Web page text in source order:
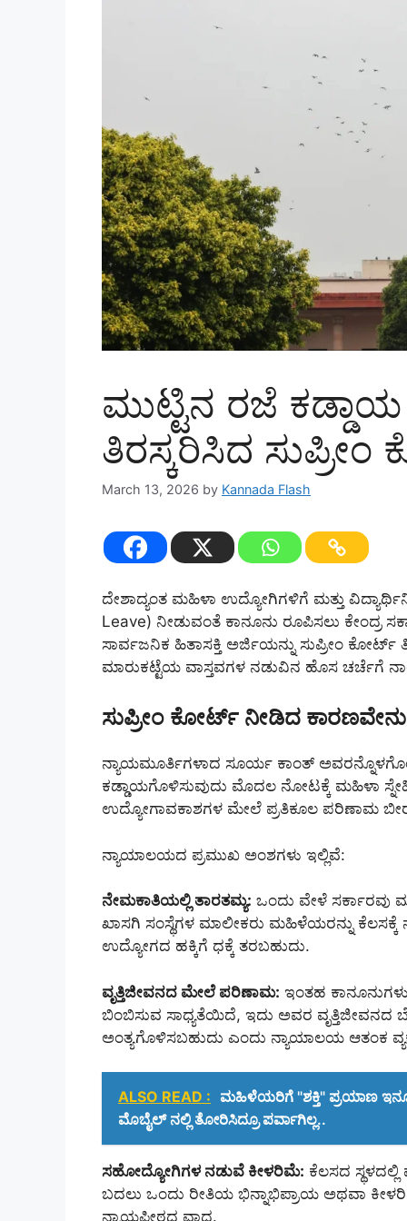
ಮುಟ್ಟಿನ ರಜೆ
ತಿರಸ್ಕರಿಸಿದ
March 13, 2026 by Kannada Flash
ದೇಶಾದ್ಯಂತ ಮಹಿಳಾ ಉದ್ಯೋಗಿಗಳಿಗೆ ಮತ್ತು
Leave) ನೀಡುವಂತೆ ಕಾನೂನು ರೂಪಿಸಲು ಕೇಂದ್ರ
ಸಾರ್ವಜನಿಕ ಹಿತಾಸಕ್ತಿ ಅರ್ಜಿಯನ್ನು ಸುಪ್ರೀಂ
ಮಾರುಕಟ್ಟೆಯ ವಾಸ್ತವಗಳ ನಡುವಿನ ಹೊಸ ಚರ್ಚೆಗೆ
ಸುಪ್ರೀಂ ಕೋರ್ಟ್ ನೀಡಿದ
ನ್ಯಾಯಮೂರ್ತಿಗಳಾದ ಸೂರ್ಯ ಕಾಂತ್
ಕಡ್ಡಾಯಗೊಳಿಸುವುದು ಮೊದಲ ನೋಟಕ್ಕೆ ಮಹಿಳಾ
ಉದ್ಯೋಗಾವಕಾಶಗಳ ಮೇಲೆ ಪ್ರತಿಕೂಲ ಪರಿಣಾಮ
ನ್ಯಾಯಾಲಯದ ಪ್ರಮುಖ ಅಂಶಗಳು ಇಲ್ಲಿವೆ:
ನೇಮಕಾತಿಯಲ್ಲಿ ತಾರತಮ್ಯ: ಒಂದು ವೇಳೆ ಸರ್ಕಾರವು
ಖಾಸಗಿ ಸಂಸ್ಥೆಗಳ ಮಾಲೀಕರು ಮಹಿಳೆಯರನ್ನು
ಉದ್ಯೋಗದ ಹಕ್ಕಿಗೆ ಧಕ್ಕೆ ತರಬಹುದು.
ವೃತ್ತಿಜೀವನದ ಮೇಲೆ ಪರಿಣಾಮ: ಇಂತಹ
ಬಿಂಬಿಸುವ ಸಾಧ್ಯತೆಯಿದೆ, ಇದು ಅವರ ವೃತ್ತಿಜೀವನದ
ಅಂತ್ಯಗೊಳಿಸಬಹುದು ಎಂದು ನ್ಯಾಯಾಲಯ ಆತಂಕ
ALSO READ : ಮಹಿಳೆಯರಿಗೆ "ಶಕ್ತಿ" ಪ್ರಯಾಣ
ಮೊಬೈಲ್‌ ನಲ್ಲಿ‌ ತೋರಿಸಿದ್ರೂ ಪರ್ವಾಗಿಲ್ಲ..
ಸಹೋದ್ಯೋಗಿಗಳ ನಡುವೆ ಕೀಳರಿಮೆ: ಕೆಲಸದ
ಬದಲು ಒಂದು ರೀತಿಯ ಭಿನ್ನಾಭಿಪ್ರಾಯ ಅಥವಾ
ನ್ಯಾಯಪೀಠದ ವಾದ.